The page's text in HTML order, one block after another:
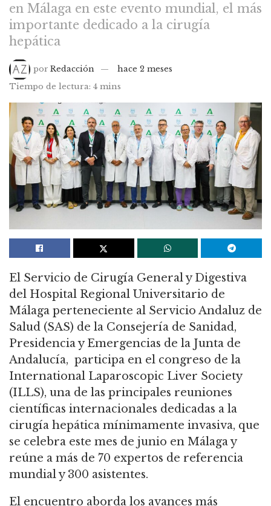
en Málaga en este evento mundial, el más
importante dedicado a la cirugía
hepática
por Redacción
hace 2 meses
Tiempo de lectura: 4 mins
El Servicio de Cirugía General y Digestiva
del Hospital Regional Universitario de
Málaga perteneciente al Servicio Andaluz de
Salud (SAS) de la Consejería de Sanidad,
Presidencia y Emergencias de la Junta de
Andalucía, participa en el congreso de la
International Laparoscopic Liver Society
(ILLS), una de las principales reuniones
científicas internacionales dedicadas a la
cirugía hepática mínimamente invasiva, que
se celebra este mes de junio en Málaga y
reúne a más de 70 expertos de referencia
mundial y 300 asistentes.
El encuentro aborda los avances más